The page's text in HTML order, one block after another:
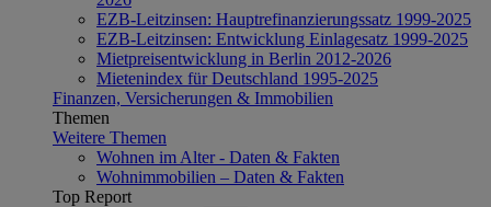
EZB-Leitzinsen: Hauptrefinanzierungssatz 1999-2025
EZB-Leitzinsen: Entwicklung Einlagesatz 1999-2025
Mietpreisentwicklung in Berlin 2012-2026
Mietenindex für Deutschland 1995-2025
Finanzen, Versicherungen & Immobilien
Themen
Weitere Themen
Wohnen im Alter - Daten & Fakten
Wohnimmobilien – Daten & Fakten
Top Report